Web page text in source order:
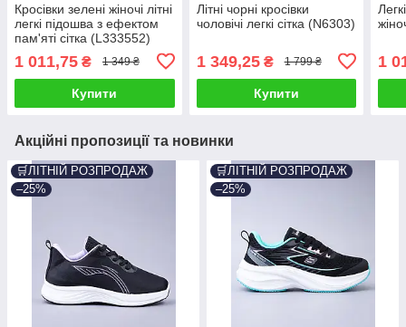
Кросівки зелені жіночі літні
легкі підошва з ефектом
пам'яті сітка (L333552)
1 011,75 ₴ 1 349 ₴
Купити
Літні чорні кросівки
чоловічі легкі сітка (N6303)
1 349,25₴ 1 799 ₴
Купити
1
Акційні пропозиції та новинки
🛒ЛІТНІЙ РОЗПРОДАЖ
–25%
🛒ЛІТНІЙ РОЗПРОДАЖ
–25%